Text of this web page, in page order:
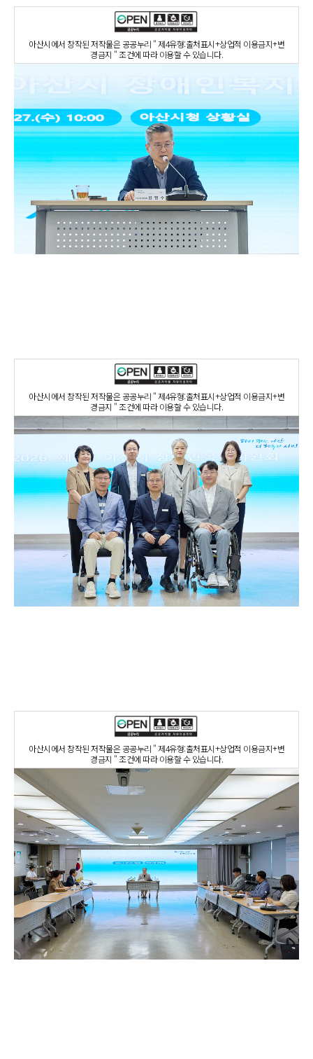
아산시에서 창작된 저작물은 공공누리 " 제4유형:출처표시+상업적 이용금지+변
경금지 " 조건에 따라 이용할 수 있습니다.
아산시에서 창작된 저작물은 공공누리 " 제4유형:출처표시+상업적 이용금지+변
경금지 " 조건에 따라 이용할 수 있습니다.
아산시에서 창작된 저작물은 공공누리 " 제4유형:출처표시+상업적 이용금지+변
경금지 " 조건에 따라 이용할 수 있습니다.